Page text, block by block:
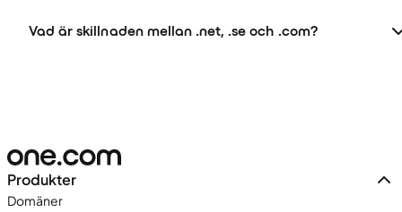
Vad är skillnaden mellan .net, .se och .com?
Produkter
Domäner